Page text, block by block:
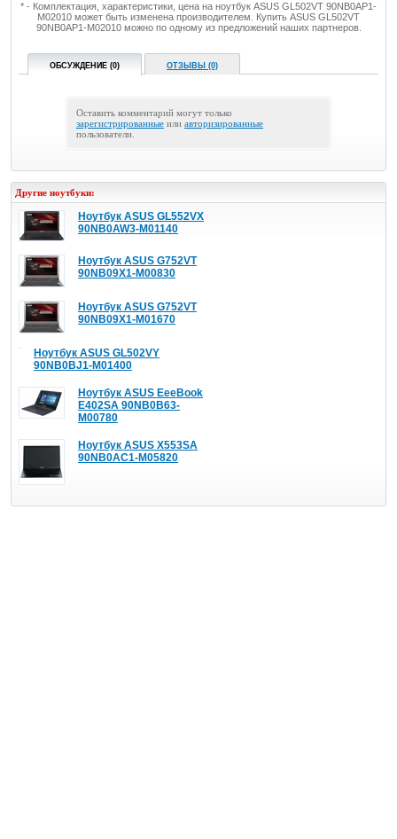
* - Комплектация, характеристики, цена на ноутбук ASUS GL502VT 90NB0AP1-
M02010 может быть изменена производителем. Купить ASUS GL502VT
90NB0AP1-M02010 можно по одному из предложений наших партнеров.
ОБСУЖДЕНИЕ (0) ОТЗЫВЫ (0)
Оставить комментарий могут только
зарегистрированные или авторизированные
пользователи.
Другие ноутбуки:
Ноутбук ASUS GL552VX
90NB0AW3-M01140
Ноутбук ASUS G752VT
90NB09X1-M00830
Ноутбук ASUS G752VT
90NB09X1-M01670
Ноутбук ASUS GL502VY
90NB0BJ1-M01400
Ноутбук ASUS EeeBook
E402SA 90NB0B63-
M00780
Ноутбук ASUS X553SA
90NB0AC1-M05820